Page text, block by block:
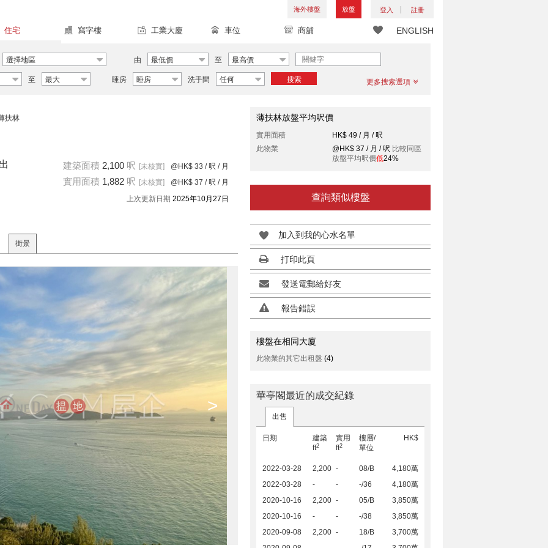
海外樓盤 放盤 登入 註冊
ENGLISH
住宅 寫字樓 工業大廈 車位 商舖
選擇地區 由 最低價 至 最高價
至 最大 睡房 睡房 洗手間 任何 搜索 更多搜索選項
扶林
建築面積 2,100 呎 [未核實] @HK$ 33 / 呎 / 月
實用面積 1,882 呎 [未核實] @HK$ 37 / 呎 / 月
上次更新日期 2025年10月27日
街景
>
薄扶林放盤平均呎價
實用面積
HK$ 49 / 月 / 呎
此物業
@HK$ 37 / 月 / 呎 比較同區
放盤平均呎價低24%
查詢類似樓盤
加入到我的心水名單
打印此頁
發送電郵給好友
報告錯誤
樓盤在相同大廈
此物業的其它出租盤 (4)
華亭閣最近的成交紀錄
出售
日期
建築
ft2
實用
ft2
樓層/
單位
HK$
2022-03-28 2,200 - 08/B
4,180萬
2022-03-28
- - -/36
4,180萬
2020-10-16
2,200 - 05/B
3,850萬
2020-10-16
- - -/38
3,850萬
2020-09-08
2,200 - 18/B
3,700萬